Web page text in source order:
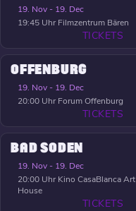
19. Nov - 19. Dec
19:45 Uhr Filmzentrum Bären
TICKETS
OFFENBURG
19. Nov - 19. Dec
20:00 Uhr Forum Offenburg
TICKETS
BAD SODEN
19. Nov - 19. Dec
20:00 Uhr Kino CasaBlanca Art
House
TICKETS